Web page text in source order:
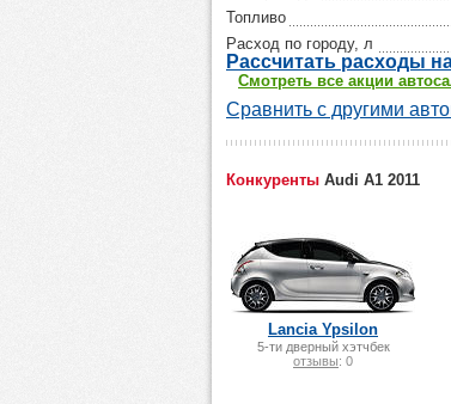
Топливо
Расход по городу, л
Рассчитать расходы
Смотреть все акции
Сравнить с другими
Конкуренты Audi A1 2011
Lancia Ypsilon
5-ти дверный хэтчбек
отзывы: 0